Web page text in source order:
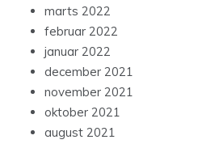
marts 2022
februar 2022
januar 2022
december 2021
november 2021
oktober 2021
august 2021